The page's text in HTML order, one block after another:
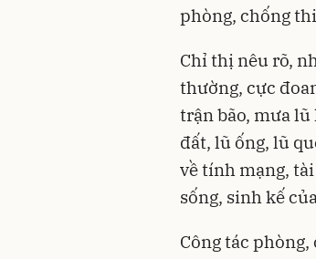
phòng, chống
Chỉ thị nêu rõ,
thường, cực
trận bão, mưa
đất, lũ ống, lũ
về tính mạng,
sống, sinh kế
Công tác